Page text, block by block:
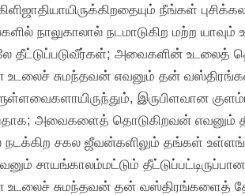
நீங்கள்
நாலுகாலால் நடமாடுகிற மற்ற யாவும்
தீட்டுப்படுவீர்கள்; அவைகளின் உடலைத்
சுமந்தவன் எவனும் தன்
இருபிளவான
அவைகளைத் தொடுகிறவன் எவனும்
நடக்கிற சகல ஜீவன்களிலும் தங்கள்
சாயங்காலம்மட்டும்
சுமந்தவன் தன் வஸ்திரங்களைத்